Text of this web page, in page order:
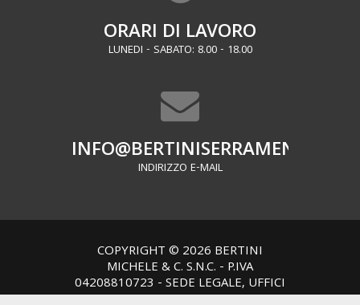
ORARI DI LAVORO
LUNEDI - SABATO: 8.00 - 18.00
INFO@BERTINISERRAMENTI.IT
INDIRIZZO E-MAIL
COPYRIGHT © 2026 BERTINI
MICHELE & C. S.N.C. - P.IVA
04208810723 - SEDE LEGALE, UFFICI
E PRODUZIONE: VIA MICHELE